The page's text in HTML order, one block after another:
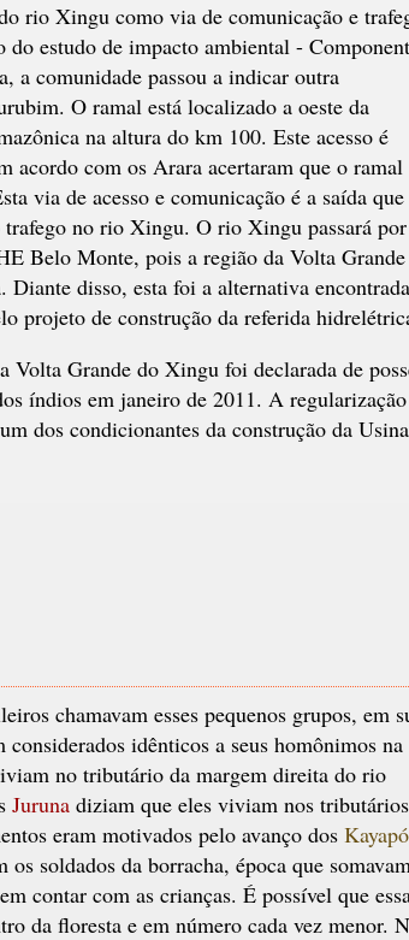
rio Xingu como via de comunicação e
estudo de impacto ambiental -
a comunidade passou a indicar outra
O ramal está localizado a oeste da
na altura do km 100. Este acesso é
acordo com os Arara acertaram que o ramal
via de acesso e comunicação é a saída que
no rio Xingu. O rio Xingu passará por
Belo Monte, pois a região da Volta
disso, esta foi a alternativa encontrada
projeto de construção da referida
Volta Grande do Xingu foi declarada de
índios em janeiro de 2011. A regularização
dos condicionantes da construção da
chamavam esses pequenos grupos, em
idênticos a seus homônimos na
no tributário da margem direita do rio
Jurunadiziam que eles viviam nos
eram motivados pelo avanço dos Kayapó
soldados da borracha, época que
contar com as crianças. É possível que
da floresta e em número cada vez menor.